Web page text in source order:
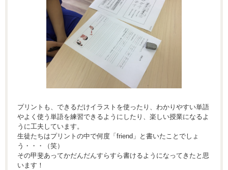
プリントも、できるだけイラストを使ったり、わかりやすい単語
やよく使う単語を練習できるようにしたり、楽しい授業になるよ
うに工夫しています。
生徒たちはプリントの中で何度「friend」と書いたことでしょ
う・・・（笑）
その甲斐あってかだんだんすらすら書けるようになってきたと思
います！